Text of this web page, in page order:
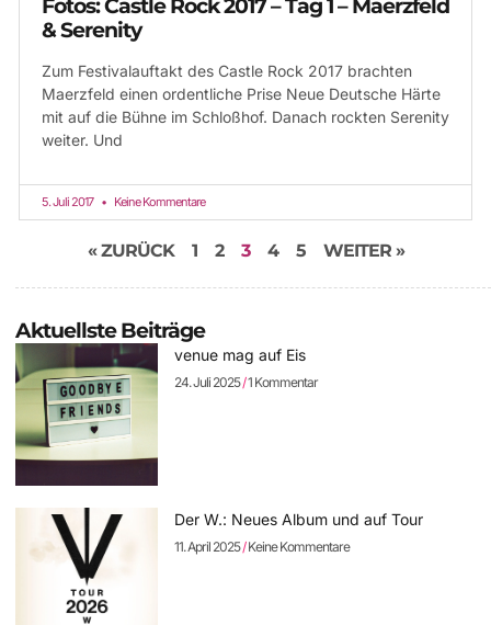
Fotos: Castle Rock 2017 – Tag 1 – Maerzfeld
& Serenity
Zum Festivalauftakt des Castle Rock 2017 brachten
Maerzfeld einen ordentliche Prise Neue Deutsche Härte
mit auf die Bühne im Schloßhof. Danach rockten Serenity
weiter. Und
5. Juli 2017 Keine Kommentare
« ZURÜCK 1 2 3 4 5 WEITER »
Aktuellste Beiträge
venue mag auf Eis
24. Juli 2025 1 Kommentar
Der W.: Neues Album und auf Tour
11. April 2025 Keine Kommentare